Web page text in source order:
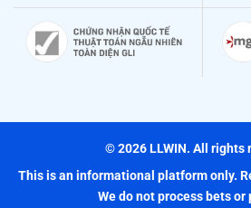
© 2026 LLWIN. All rights
This is an informational platform only.
We do not process bets or